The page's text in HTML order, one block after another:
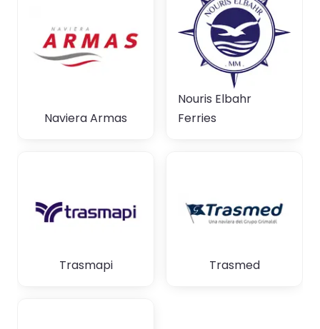
Naviera Armas
Nouris Elbahr
Ferries
Trasmapi Trasmed